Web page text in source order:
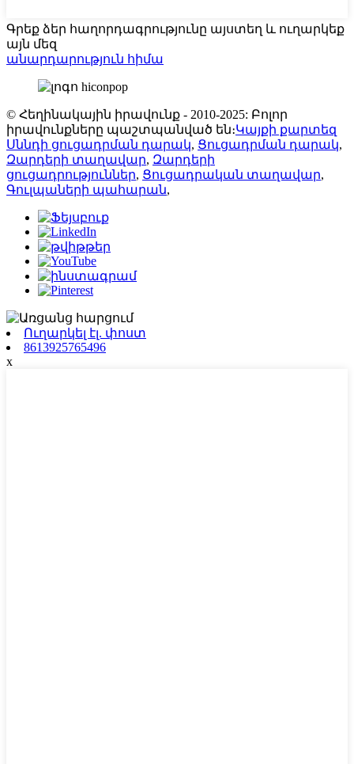
Գրեք ձեր հաղորդագրությունը այստեղ և ուղարկեք
այն մեզ
անարդարություն հիմա
© Հեղինակային իրավունք - 2010-2025: Բոլոր
իրավունքները պաշտպանված են։Կայքի քարտեզ
Սննդի ցուցադրման դարակ, Ցուցադրման դարակ,
Զարդերի տաղավար, Զարդերի
ցուցադրություններ, Ցուցադրական տաղավար,
Գուլպաների պահարան,
Ուղարկել էլ. փոստ
8613925765496
x